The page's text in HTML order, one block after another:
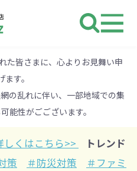
た皆さまに、心よりお見舞い申
ます。
の乱れに伴い、一部地域での集
能性がごございます。
しくはこちら>>
トレンド
策 ＃防災対策
＃ファミ